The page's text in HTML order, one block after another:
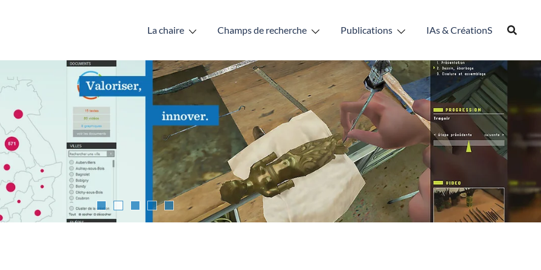
La chaire Champs de recherche Publications IAs & CréationS